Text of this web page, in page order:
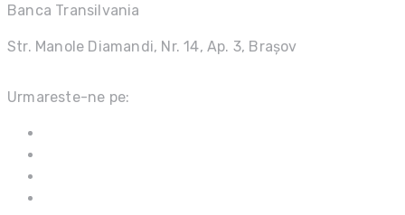
Banca Transilvania
Str. Manole Diamandi, Nr. 14, Ap. 3, Brașov
Urmareste-ne pe: